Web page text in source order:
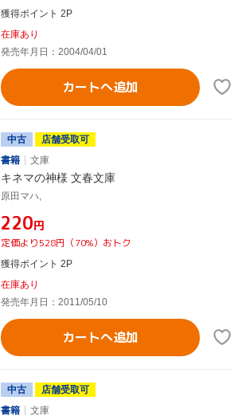
獲得ポイント 2P
在庫あり
発売年月日：2004/04/01
カートへ追加
中古
店舗受取可
書籍
文庫
キネマの神様 文春文庫
原田マハ,
¥220円
定価より528円（70%）おトク
獲得ポイント 2P
在庫あり
発売年月日：2011/05/10
カートへ追加
中古
店舗受取可
書籍
文庫